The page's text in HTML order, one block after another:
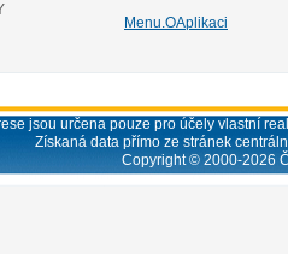
Menu.OAplikaci
jsou určena pouze pro účely vlastní
Získaná data přímo ze stránek
Copyright © 2000-2026